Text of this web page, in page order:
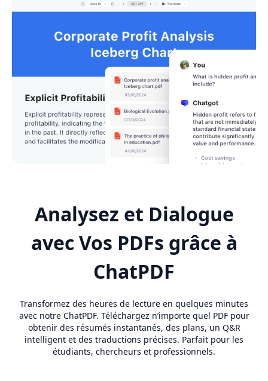
Analysez et Dialogue
avec Vos PDFs grâce à
ChatPDF
Transformez des heures de lecture en quelques minutes
avec notre ChatPDF. Téléchargez n’importe quel PDF pour
obtenir des résumés instantanés, des plans, un Q&R
intelligent et des traductions précises. Parfait pour les
étudiants, chercheurs et professionnels.